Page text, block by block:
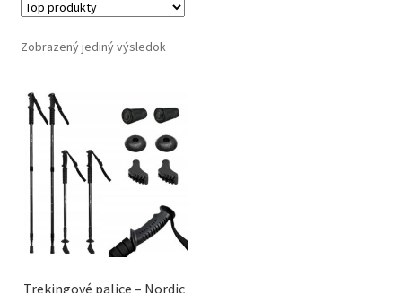
Dôležité informácie
Zobrazený jediný výsledok
Trekingové palice – Nordic